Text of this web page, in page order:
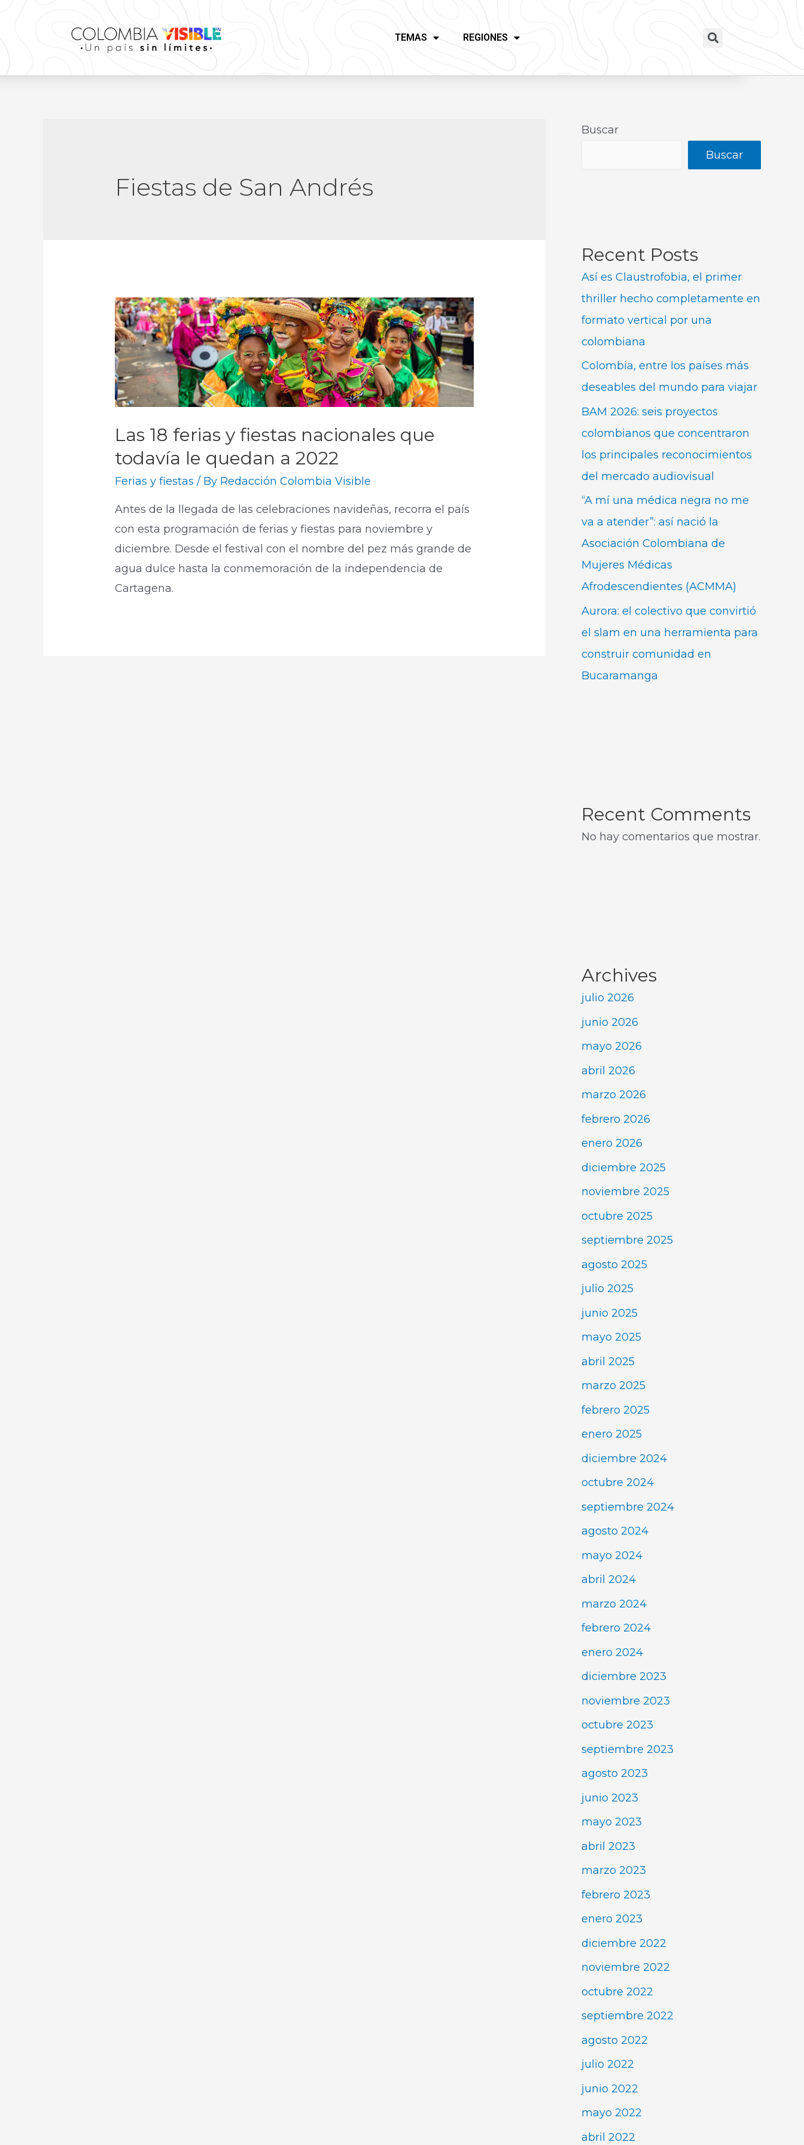
TEMAS REGIONES
Fiestas de San Andrés
Las 18 ferias y fiestas nacionales que
todavía le quedan a 2022
Ferias y fiestas / By Redacción Colombia Visible
Antes de la llegada de las celebraciones navideñas, recorra el país
con esta programación de ferias y fiestas para noviembre y
diciembre. Desde el festival con el nombre del pez más grande de
agua dulce hasta la conmemoración de la independencia de
Cartagena.
Buscar
Buscar
Recent Posts
Así es Claustrofobia, el primer
thriller hecho completamente en
formato vertical por una
colombiana
Colombia, entre los países más
deseables del mundo para viajar
BAM 2026: seis proyectos
colombianos que concentraron
los principales reconocimientos
del mercado audiovisual
“A mí una médica negra no me
va a atender”: así nació la
Asociación Colombiana de
Mujeres Médicas
Afrodescendientes (ACMMA)
Aurora: el colectivo que convirtió
el slam en una herramienta para
construir comunidad en
Bucaramanga
Recent Comments
No hay comentarios que mostrar.
Archives
julio 2026
junio 2026
mayo 2026
abril 2026
marzo 2026
febrero 2026
enero 2026
diciembre 2025
noviembre 2025
octubre 2025
septiembre 2025
agosto 2025
julio 2025
junio 2025
mayo 2025
abril 2025
marzo 2025
febrero 2025
enero 2025
diciembre 2024
octubre 2024
septiembre 2024
agosto 2024
mayo 2024
abril 2024
marzo 2024
febrero 2024
enero 2024
diciembre 2023
noviembre 2023
octubre 2023
septiembre 2023
agosto 2023
junio 2023
mayo 2023
abril 2023
marzo 2023
febrero 2023
enero 2023
diciembre 2022
noviembre 2022
octubre 2022
septiembre 2022
agosto 2022
julio 2022
junio 2022
mayo 2022
abril 2022